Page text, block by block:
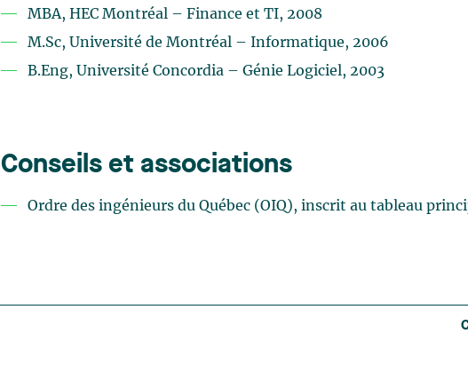
MBA, HEC Montréal – Finance et TI, 2008
M.Sc, Université de Montréal – Informatique, 2006
B.Eng, Université Concordia – Génie Logiciel, 2003
Conseils et associations
Ordre des ingénieurs du Québec (OIQ), inscrit au tableau